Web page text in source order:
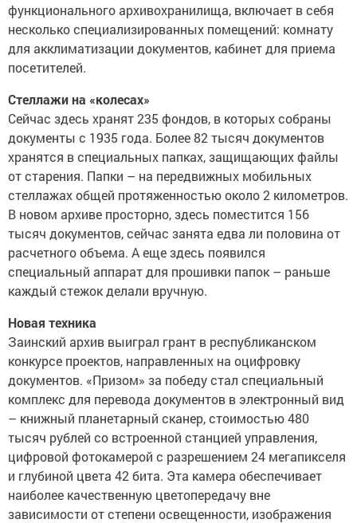
функционального архивохранилища, включает в себя
несколько специализированных помещений: комнату
для акклиматизации документов, кабинет для приема
посетителей.
Стеллажи на «колесах»
Сейчас здесь хранят 235 фондов, в которых собраны
документы с 1935 года. Более 82 тысяч документов
хранятся в специальных папках, защищающих файлы
от старения. Папки – на передвижных мобильных
стеллажах общей протяженностью около 2 километров.
В новом архиве просторно, здесь поместится 156
тысяч документов, сейчас занята едва ли половина от
расчетного объема. А еще здесь появился
специальный аппарат для прошивки папок – раньше
каждый стежок делали вручную.
Новая техника
Заинский архив выиграл грант в республиканском
конкурсе проектов, направленных на оцифровку
документов. «Призом» за победу стал специальный
комплекс для перевода документов в электронный вид
– книжный планетарный сканер, стоимостью 480
тысяч рублей со встроенной станцией управления,
цифровой фотокамерой с разрешением 24 мегапикселя
и глубиной цвета 42 бита. Эта камера обеспечивает
наиболее качественную цветопередачу вне
зависимости от степени освещенности, изображения